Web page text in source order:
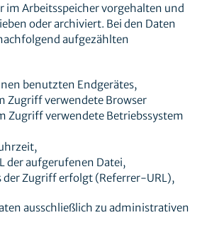
im Arbeitsspeicher vorgehalten und
oder archiviert. Bei den Daten
aufgezählten
benutzten Endgerätes,
Zugriff verwendete Browser
Zugriff verwendete Betriebssystem
der aufgerufenen Datei,
der Zugriff erfolgt (Referrer-URL),
ausschließlich zu administrativen